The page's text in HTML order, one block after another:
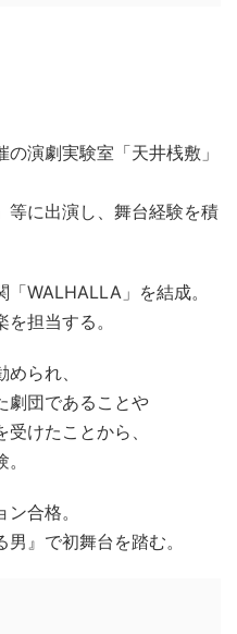
演劇実験室「天井桟敷」
等に出演し、舞台経験を積
WALHALLA」を結成。
担当する。
られ、
劇団であることや
けたことから、
合格。
』で初舞台を踏む。